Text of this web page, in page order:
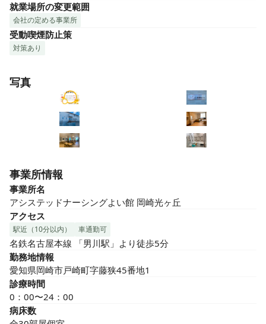
就業場所の変更範囲
会社の定める事業所
受動喫煙防止策
対策あり
写真
事業所情報
事業所名
アシステッドナーシングよい館 岡崎光ヶ丘
アクセス
駅近（10分以内） 車通勤可
名鉄名古屋本線 「男川駅」より徒歩5分
勤務地情報
愛知県岡崎市戸崎町字藤狭45番地1
診療時間
0：00〜24：00
病床数